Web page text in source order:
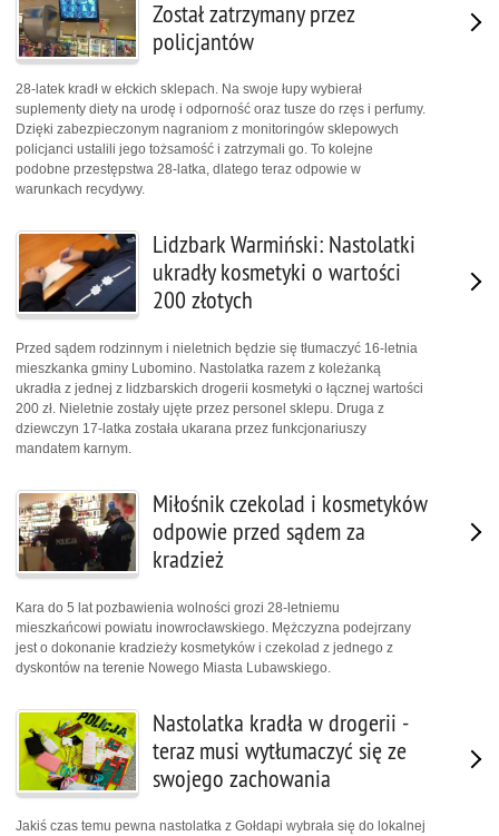
Został zatrzymany przez
policjantów
28-latek kradł w ełckich sklepach. Na swoje łupy wybierał
suplementy diety na urodę i odporność oraz tusze do rzęs i perfumy.
Dzięki zabezpieczonym nagraniom z monitoringów sklepowych
policjanci ustalili jego tożsamość i zatrzymali go. To kolejne
podobne przestępstwa 28-latka, dlatego teraz odpowie w
warunkach recydywy.
Lidzbark Warmiński: Nastolatki
ukradły kosmetyki o wartości
200 złotych
Przed sądem rodzinnym i nieletnich będzie się tłumaczyć 16-letnia
mieszkanka gminy Lubomino. Nastolatka razem z koleżanką
ukradła z jednej z lidzbarskich drogerii kosmetyki o łącznej wartości
200 zł. Nieletnie zostały ujęte przez personel sklepu. Druga z
dziewczyn 17-latka została ukarana przez funkcjonariuszy
mandatem karnym.
Miłośnik czekolad i kosmetyków
odpowie przed sądem za
kradzież
Kara do 5 lat pozbawienia wolności grozi 28-letniemu
mieszkańcowi powiatu inowrocławskiego. Mężczyzna podejrzany
jest o dokonanie kradzieży kosmetyków i czekolad z jednego z
dyskontów na terenie Nowego Miasta Lubawskiego.
Nastolatka kradła w drogerii -
teraz musi wytłumaczyć się ze
swojego zachowania
Jakiś czas temu pewna nastolatka z Gołdapi wybrała się do lokalnej